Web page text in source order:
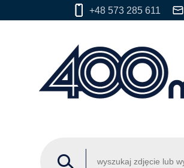
+48 573 285 611